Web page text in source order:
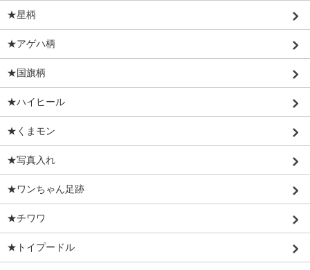
★星柄
★アゲハ柄
★国旗柄
★ハイヒール
★くまモン
★写真入れ
★ワンちゃん足跡
★チワワ
★トイプードル